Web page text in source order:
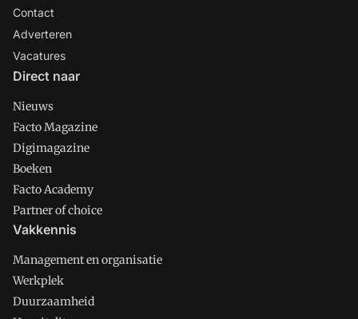
Contact
Adverteren
Vacatures
Direct naar
Nieuws
Facto Magazine
Digimagazine
Boeken
Facto Academy
Partner of choice
Vakkennis
Management en organisatie
Werkplek
Duurzaamheid